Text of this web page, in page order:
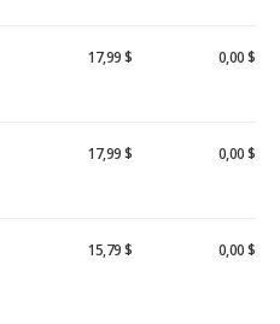
17,99 $ 0,00 $
17,99 $ 0,00 $
15,79 $ 0,00 $